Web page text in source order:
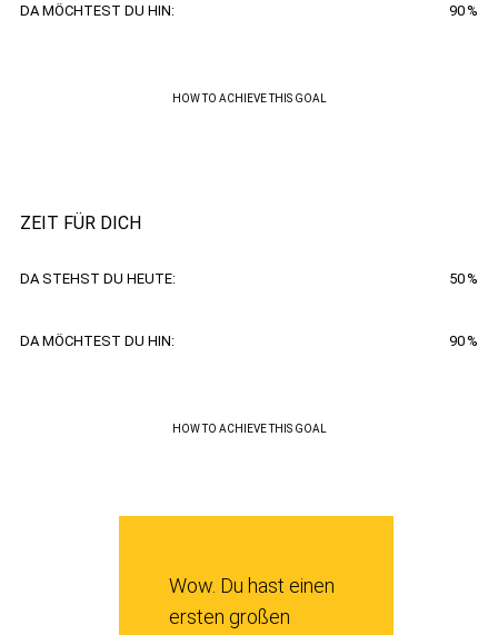
DA MÖCHTEST DU HIN: 90%
HOW TO ACHIEVE THIS GOAL
ZEIT FÜR DICH
DA STEHST DU HEUTE: 50%
DA MÖCHTEST DU HIN: 90%
HOW TO ACHIEVE THIS GOAL
Wow. Du hast einen
ersten großen